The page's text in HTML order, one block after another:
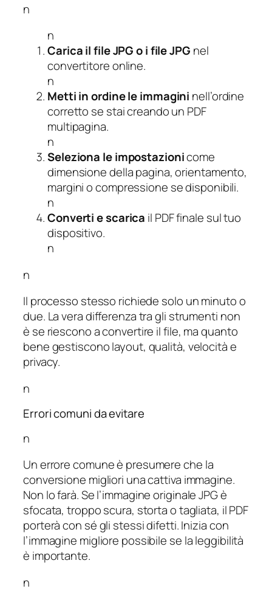
n
n
Carica il file JPG o i file JPG nel
convertitore online.
n
Metti in ordine le immagini nell’ordine
corretto se stai creando un PDF
multipagina.
n
Seleziona le impostazionicome
dimensione della pagina, orientamento,
margini o compressione se disponibili.
n
Converti e scarica il PDF finale sul tuo
dispositivo.
n
n
Il processo stesso richiede solo un minuto o
due. La vera differenza tra gli strumenti non
è se riescono a convertire il file, ma quanto
bene gestiscono layout, qualità, velocità e
privacy.
n
Errori comuni da evitare
n
Un errore comune è presumere che la
conversione migliori una cattiva immagine.
Non lo farà. Se l’immagine originale JPG è
sfocata, troppo scura, storta o tagliata, il PDF
porterà con sé gli stessi difetti. Inizia con
l’immagine migliore possibile se la leggibilità
è importante.
n